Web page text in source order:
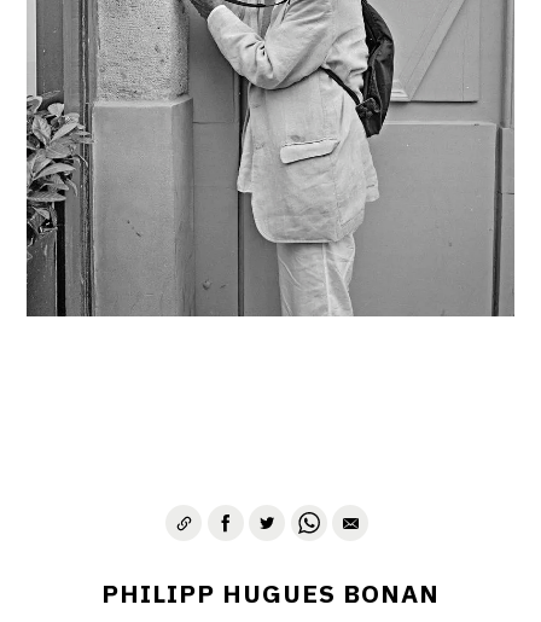
VOL. 2: COLLAGES
VOL. 3 : ATELIERS D'ARTISTES
CONTACT
PHILIPP HUGUES BONAN